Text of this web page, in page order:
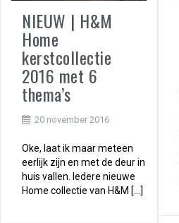
NIEUW | H&M
Home
kerstcollectie
2016 met 6
thema’s
20 november 2016
Oke, laat ik maar meteen
eerlijk zijn en met de deur in
huis vallen. Iedere nieuwe
Home collectie van H&M […]